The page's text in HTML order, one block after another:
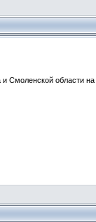
Смоленской области